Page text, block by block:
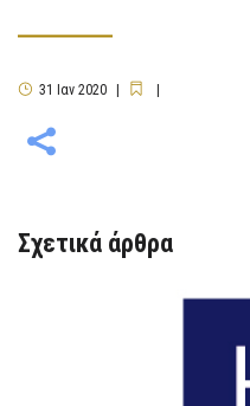
31 Ιαν 2020
Σχετικά άρθρα